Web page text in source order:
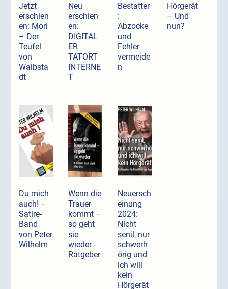
Jetzt
erschien
en: Mori
– Der
Teufel
von
Waibsta
dt
Neu
erschien
en:
DIGITAL
ER
TATORT
INTERNE
T
Bestatter
:
Abzocke
und
Fehler
vermeide
n
Hörgerät
– Und
nun?
Du mich
auch! –
Satire-
Band
von Peter
Wilhelm
Wenn die
Trauer
kommt –
so geht
sie
wieder -
Ratgeber
Neuersch
einung
2024:
Nicht
senil, nur
schwerh
örig und
ich will
kein
Hörgerät